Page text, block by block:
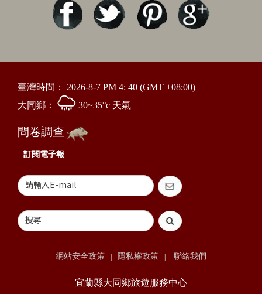
臺灣時間： 2026-8-7 PM 4: 40 (GMT +08:00)
大同鄉：
30~35°c 天氣
問卷調查
訂閱電子報
網站安全政策 隱私權政策 聯絡我們
宜蘭縣大同鄉旅遊服務中心